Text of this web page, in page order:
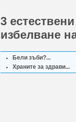
3
избелване
Бели зъби?...
Храните за здрави...